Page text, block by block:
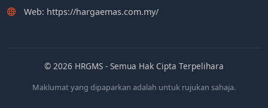
Web: https://hargaemas.com.my/
© 2026 HRGMS - Semua Hak Cipta Terpelihara
Maklumat yang dipaparkan adalah untuk rujukan sahaja.